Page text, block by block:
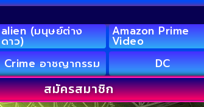
alien (มนุษย์ต่าง
ดาว)
Amazon Prime
Video
Crime อาชญากรรม DC
สมัครสมาชิก